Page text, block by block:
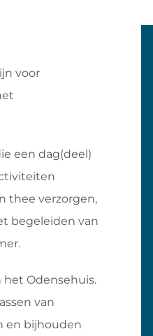
voor
een dag(deel)
thee verzorgen,
begeleiden van
het Odensehuis.
van
en bijhouden